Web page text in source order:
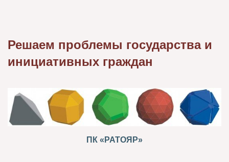
Решаем проблемы государства и
инициативных граждан
ПК «РАТОЯР»